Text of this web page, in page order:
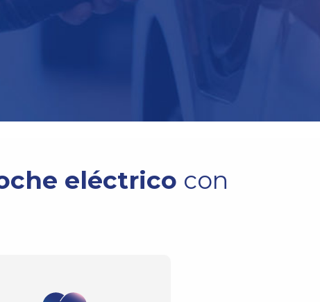
eléctrico con